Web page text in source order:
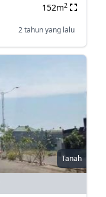
152m2
2 tahun yang lalu
Tanah